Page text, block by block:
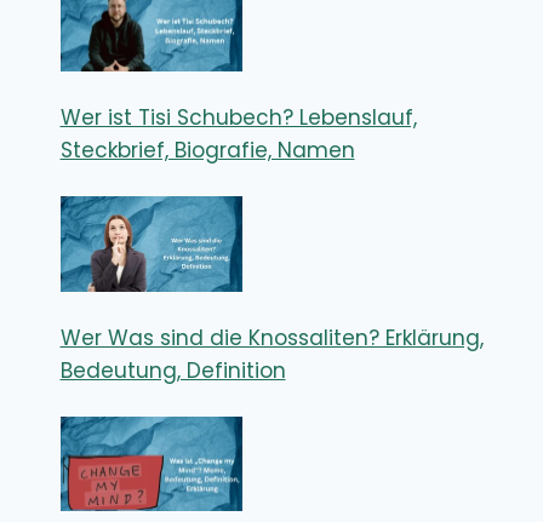
Wer ist Tisi Schubech? Lebenslauf,
Steckbrief, Biografie, Namen
Wer Was sind die Knossaliten? Erklärung,
Bedeutung, Definition